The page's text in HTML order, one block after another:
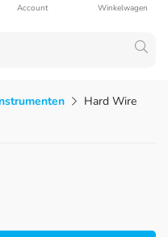
Winkelwagen
Account
Hard Wire